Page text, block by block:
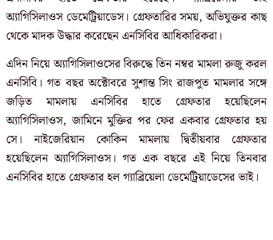
অ্যাগিসিলাওস ডেমেট্রিয়াডেস। গ্রেফতারির সময়, অভিযুক্তর কাছ
থেকে মাদক উদ্ধার করেছেন এনসিবির আধিকারিকরা।
এদিন নিয়ে অ্যাগিসিলাওসের বিরুদ্ধে তিন নম্বর মামলা রুজু করল
এনসিবি। গত বছর অক্টোবরে সুশান্ত সিং রাজপুত মামলার সঙ্গে
জড়িত মামলায় এনসিবির হাতে গ্রেফতার হয়েছিলেন
অ্যাগিসিলাওস, জামিনে মুক্তির পর ফের একবার গ্রেফতার হয়
সে। নাইজেরিয়ান কোকিন মামলায় দ্বিতীয়বার গ্রেফতার
হয়েছিলেন অ্যাগিসিলাওস। গত এক বছরে এই নিয়ে তিনবার
এনসিবির হাতে গ্রেফতার হল গ্যাব্রিয়েলা ডেমেট্রিয়াডেসের ভাই।